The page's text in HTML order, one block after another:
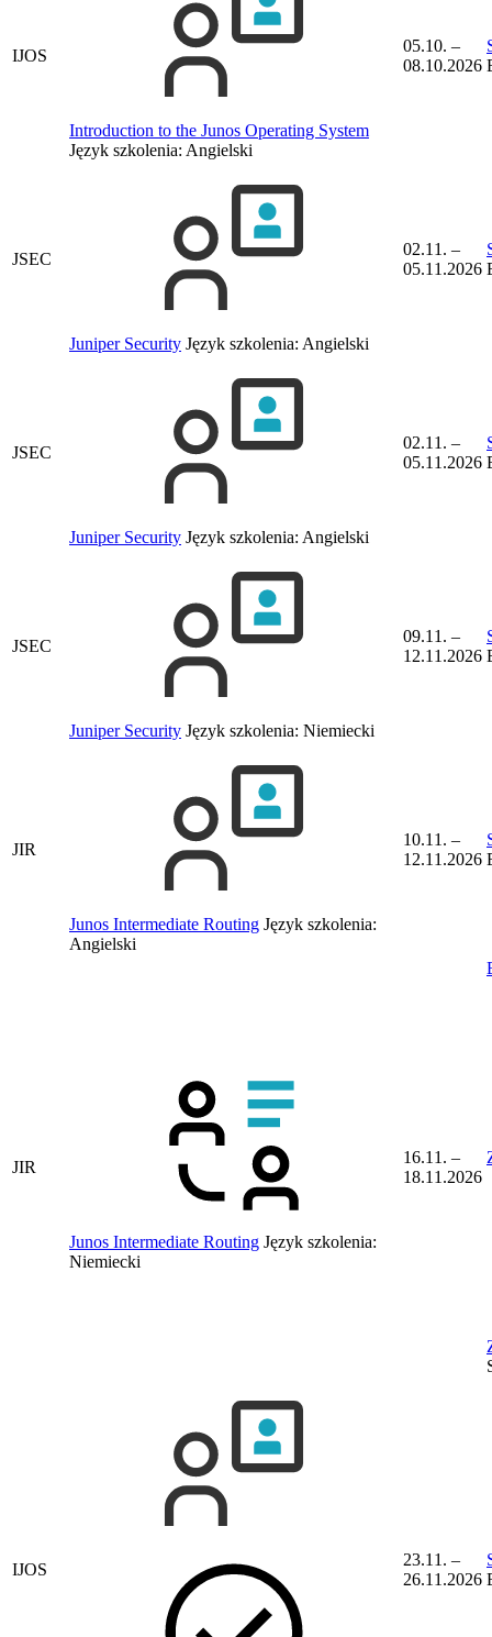
IJOS
Introduction to the Junos Operating System
Język szkolenia: Angielski
05.10. –
08.10.2026
JSEC
Juniper Security Język szkolenia: Angielski
02.11. –
05.11.2026
JSEC
Juniper Security Język szkolenia: Angielski
02.11. –
05.11.2026
JSEC
Juniper Security Język szkolenia: Niemiecki
09.11. –
12.11.2026
JIR
Junos Intermediate Routing Język szkolenia:
Angielski
10.11. –
12.11.2026
JIR
Junos Intermediate Routing Język szkolenia:
Niemiecki
16.11. –
18.11.2026
IJOS
23.11. –
26.11.2026